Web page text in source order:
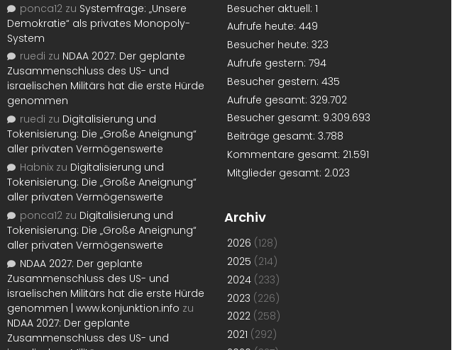
ponca12 zu Systemfrage: „Unsere
Demokratie“ als privates Monopoly-
System
ruedi zu NDAA 2027: Der geplante
Zusammenschluss des US- und
israelischen Militärs hat die erste Hürde
genommen
ruedi zu Digitalisierung und
Tokenisierung: Die „Große Aneignung“
aller privaten Vermögenswerte
Habnix zu Digitalisierung und
Tokenisierung: Die „Große Aneignung“
aller privaten Vermögenswerte
ponca12 zu Digitalisierung und
Tokenisierung: Die „Große Aneignung“
aller privaten Vermögenswerte
NDAA 2027: Der geplante
Zusammenschluss des US- und
israelischen Militärs hat die erste Hürde
genommen | www.konjunktion.info zu
NDAA 2027: Der geplante
Zusammenschluss des US- und
Besucher aktuell: 1
Aufrufe heute: 449
Besucher heute: 323
Aufrufe gestern: 794
Besucher gestern: 435
Aufrufe gesamt: 329.702
Besucher gesamt: 9.309.693
Beiträge gesamt: 3.788
Kommentare gesamt: 21.591
Mitglieder gesamt: 2.023
Archiv
2026 (128)
2025 (214)
2024 (233)
2023 (226)
2022 (258)
2021 (292)